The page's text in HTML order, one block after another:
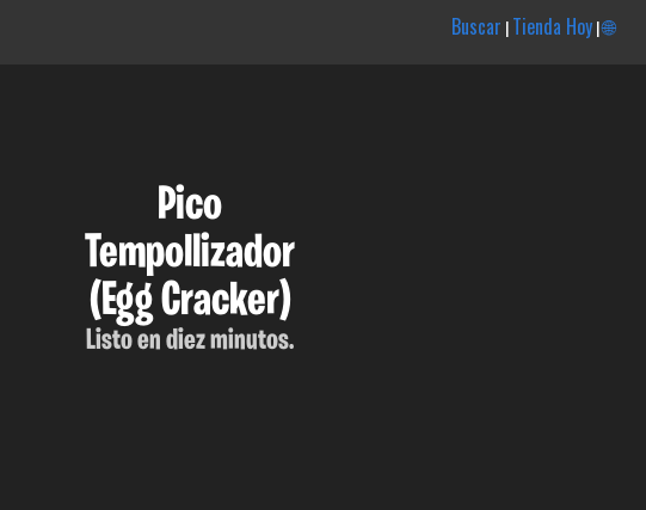
Buscar |Tienda Hoy|🌐
Pico
Tempollizador
(Egg Cracker)
Listo en diez minutos.